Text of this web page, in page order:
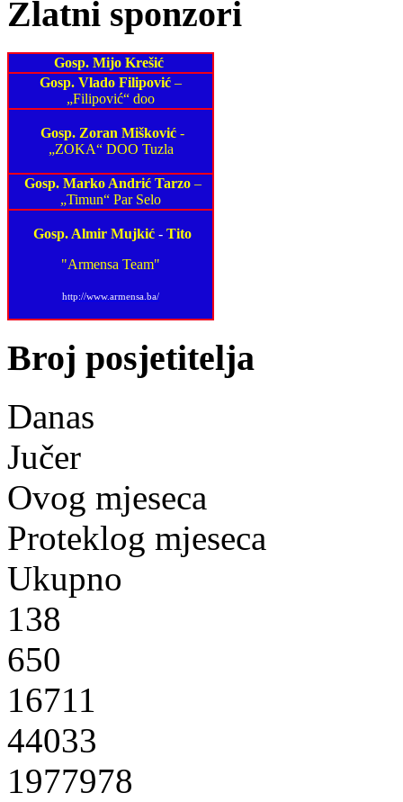
Zlatni sponzori
Gosp. Mijo Krešić
Gosp. Vlado Filipović –
„Filipović“ doo
Gosp. Zoran Mišković -
„ZOKA“ DOO Tuzla
Gosp. Marko Andrić Tarzo–
„Timun“ Par Selo
Gosp. Almir Mujkić - Tito
"Armensa Team"
http://www.armensa.ba/
Broj posjetitelja
Danas
Jučer
Ovog mjeseca
Proteklog mjeseca
Ukupno
138
650
16711
44033
1977978